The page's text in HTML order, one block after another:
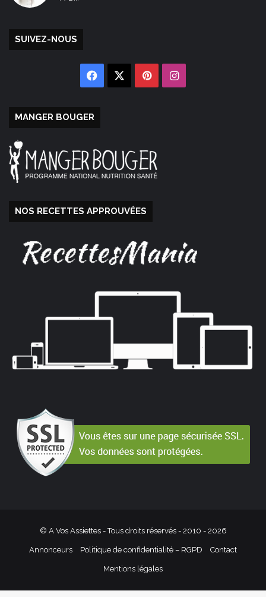
SUIVEZ-NOUS
Facebook PinterestInstagram
MANGER BOUGER
NOS RECETTES APPROUVÉES
© A Vos Assiettes - Tous droits réservés - 2010 - 2026
Annonceurs Politique de confidentialité – RGPD Contact
Mentions légales